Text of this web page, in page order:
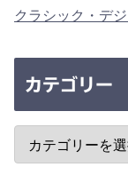
クラシック・デ
カテゴリー